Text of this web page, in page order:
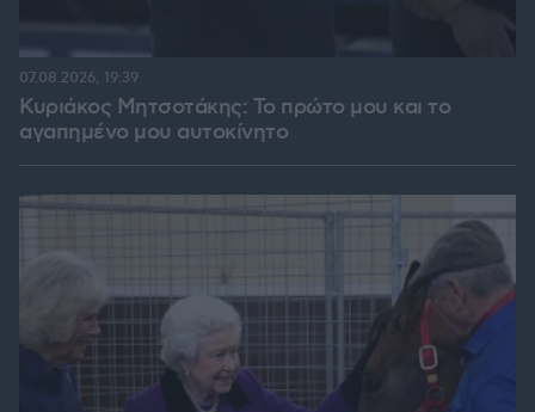
Κυριάκος Μητσοτάκης: Το πρώτο μου και το
αγαπημένο μου αυτοκίνητο
07.08.2026, 19:39